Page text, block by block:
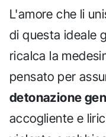
L'amore che li
di questa ideale
ricalca la
pensato per
detonazione
accogliente e